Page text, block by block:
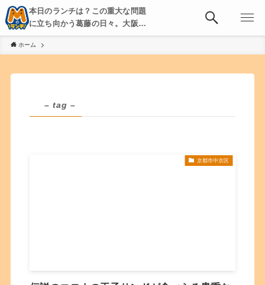
本日のランチは？この重大な問題
に立ち向かう葛藤の日々。大阪・
京都・神戸を中心とした食べ歩
き、飲み歩きを綴る。
ホーム
– tag –
京都市中京区